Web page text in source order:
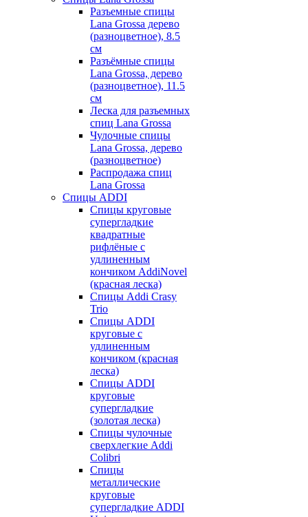
Разъемные спицы
Lana Grossa дерево
(разноцветное), 8.5
см
Разъёмные спицы
Lana Grossa, дерево
(разноцветное), 11.5
см
Леска для разъемных
спиц Lana Grossa
Чулочные спицы
Lana Grossa, дерево
(разноцветное)
Распродажа спиц
Lana Grossa
Спицы ADDI
Спицы круговые
супергладкие
квадратные
рифлёные с
удлиненным
кончиком AddiNovel
(красная леска)
Спицы Addi Crasy
Trio
Спицы ADDI
круговые с
удлиненным
кончиком (красная
леска)
Спицы ADDI
круговые
супергладкие
(золотая леска)
Спицы чулочные
сверхлегкие Addi
Colibri
Спицы
металлические
круговые
супергладкие ADDI